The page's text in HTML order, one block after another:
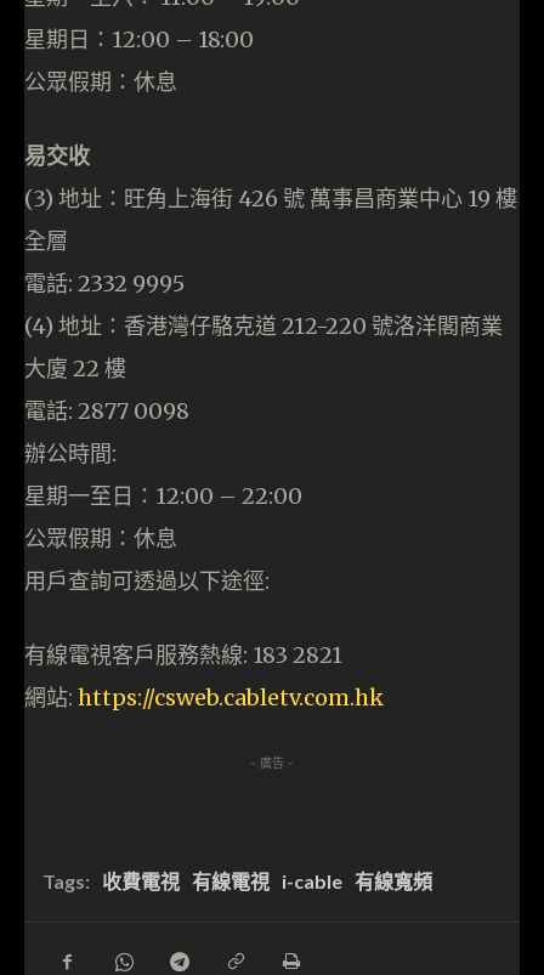
星期日：12:00 – 18:00
公眾假期：休息
易交收
(3) 地址：旺角上海街 426 號 萬事昌商業中心 19 樓
全層
電話: 2332 9995
(4) 地址：香港灣仔駱克道 212-220 號洛洋閣商業
大廈 22 樓
電話: 2877 0098
辦公時間:
星期一至日：12:00 – 22:00
公眾假期：休息
用戶查詢可透過以下途徑:
有線電視客戶服務熱線: 183 2821
網站: https://csweb.cabletv.com.hk
- 廣告 -
Tags: 收費電視 有線電視 i-cable 有線寬頻